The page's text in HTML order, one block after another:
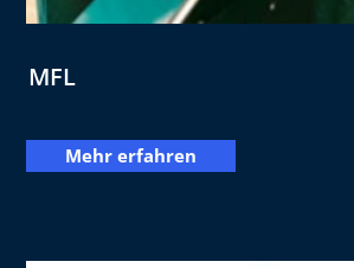
MFL
Mehr erfahren